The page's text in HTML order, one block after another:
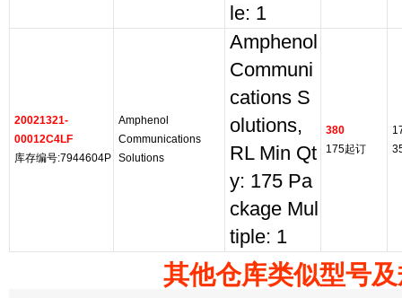
le: 1
20021321-
00012C4LF
库存编号:7944604P
Amphenol
Communications
Solutions
Amphenol
Communi
cations S
olutions,
RL Min Qt
y: 175 Pa
ckage Mul
tiple: 1
380
175起订
其他仓库类似型号